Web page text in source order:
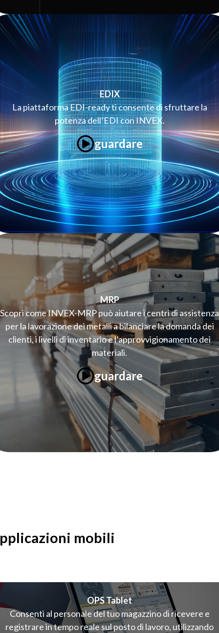
EDIX
La piattaforma EDI-ready ti consente di sfruttare la
potenza dell’EDI con INVEX.
guardare
MRP
Scopri come INVEX-MRP può aiutare i centri di assistenza
per la lavorazione dei metalli a bilanciare la domanda dei
clienti, i livelli di inventario e l’approvvigionamento dei
materiali.
guardare
mobili
OPS Tablet
Consenti al personale del tuo magazzino di ricevere e
registrare in tempo reale sul posto di lavoro, utilizzando